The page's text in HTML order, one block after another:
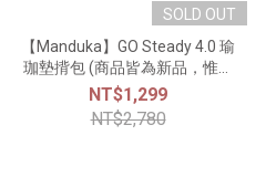
SOLD OUT
【Manduka】GO Steady 4.0 瑜
珈墊揹包 (商品皆為新品，惟可
能有染色風險，購買視同同意
並接受)
NT$1,299
NT$2,780